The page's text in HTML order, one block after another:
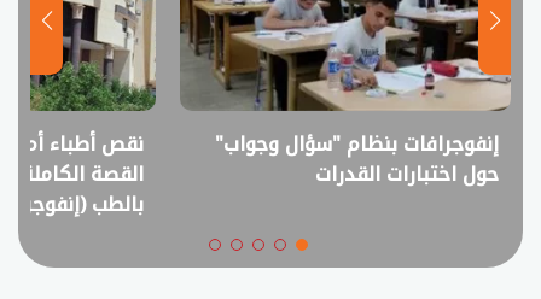
نقص أطباء أم فائض خريجين؟..
القصة الكاملة لمقترح خفض القبول
انفوجراف..
في امتحانات